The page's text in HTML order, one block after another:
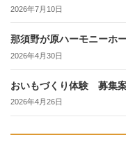
2026年7月10日
那須野が原ハーモニーホ
2026年4月30日
おいもづくり体験 募集
2026年4月26日